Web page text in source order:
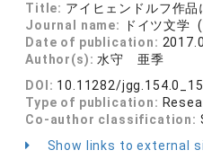
Title: アイヒェンドルフ作
Journal name:
ドイツ文学
Date of publication:
Author(s):水守 亜季
DOI: 10.11282/
Type of publication:
Co-author classification:
Show links to external